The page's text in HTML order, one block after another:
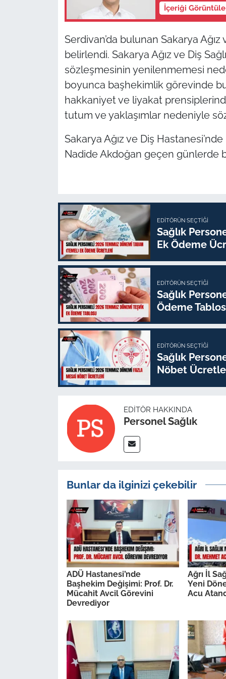
İçeriği
Serdivan’da bulunan Sakarya Ağız
belirlendi. Sakarya Ağız ve Diş
sözleşmesinin yenilenmemesi
boyunca başhekimlik görevinde
hakkaniyet ve liyakat
tutum ve yaklaşımlar nedeniyle
Sakarya Ağız ve Diş
Nadide Akdoğan geçen günlerde
EDITÖRÜN SEÇTIĞI
Sağlık
Ek Ödeme
EDITÖRÜN SEÇTIĞI
Sağlık
Ödeme
EDITÖRÜN SEÇTIĞI
Sağlık
Nöbet
EDITÖR HAKKINDA
Personel Sağlık
Bunlar da ilginizi çekebilir
ADÜ Hastanesi’nde
Başhekim Değişimi: Prof. Dr.
Mücahit Avcil Görevini
Devrediyor
Ağrı İl
Yeni
Acu